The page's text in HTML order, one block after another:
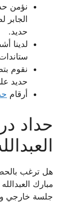
نؤمن
حديد.
لدينا
نقوم
حديد
أرقام
حداد
هل ترغب
مبارك
جلسة خارجي